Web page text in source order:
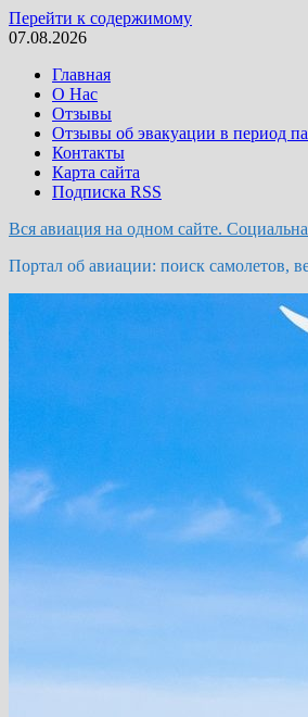
Перейти к содержимому
07.08.2026
Главная
О Нас
Отзывы
Отзывы об эвакуации в период
Контакты
Карта сайта
Подписка RSS
Вся авиация на одном сайте.
Портал об авиации: поиск самолетов,